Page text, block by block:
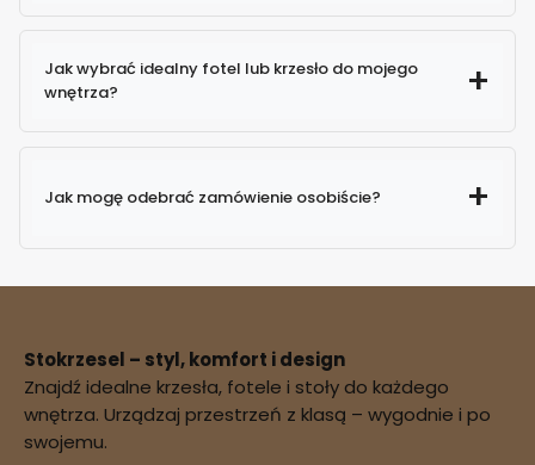
Jak wybrać idealny fotel lub krzesło do mojego
wnętrza?
Jak mogę odebrać zamówienie osobiście?
potwierdzenie
dostępności zamówienia
Stokrzesel – styl, komfort i design
Znajdź idealne krzesła, fotele i stoły do każdego
wnętrza. Urządzaj przestrzeń z klasą – wygodnie i po
swojemu.